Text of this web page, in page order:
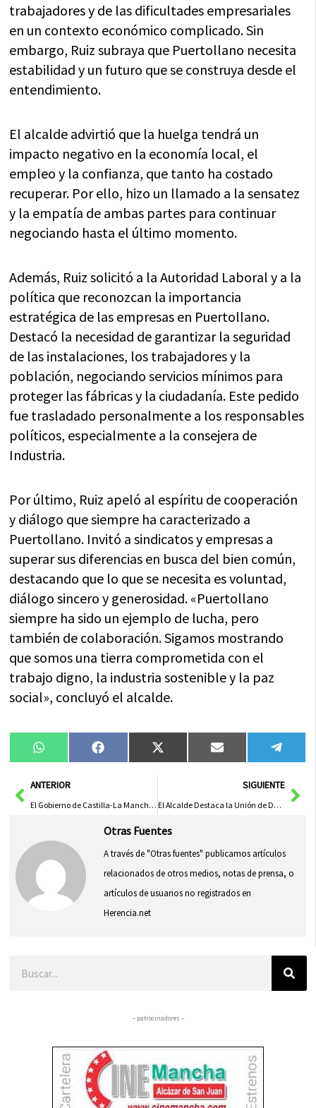
trabajadores y de las dificultades empresariales
en un contexto económico complicado. Sin
embargo, Ruiz subraya que Puertollano necesita
estabilidad y un futuro que se construya desde el
entendimiento.
El alcalde advirtió que la huelga tendrá un
impacto negativo en la economía local, el
empleo y la confianza, que tanto ha costado
recuperar. Por ello, hizo un llamado a la sensatez
y la empatía de ambas partes para continuar
negociando hasta el último momento.
Además, Ruiz solicitó a la Autoridad Laboral y a la
política que reconozcan la importancia
estratégica de las empresas en Puertollano.
Destacó la necesidad de garantizar la seguridad
de las instalaciones, los trabajadores y la
población, negociando servicios mínimos para
proteger las fábricas y la ciudadanía. Este pedido
fue trasladado personalmente a los responsables
políticos, especialmente a la consejera de
Industria.
Por último, Ruiz apeló al espíritu de cooperación
y diálogo que siempre ha caracterizado a
Puertollano. Invitó a sindicatos y empresas a
superar sus diferencias en busca del bien común,
destacando que lo que se necesita es voluntad,
diálogo sincero y generosidad. «Puertollano
siempre ha sido un ejemplo de lucha, pero
también de colaboración. Sigamos mostrando
que somos una tierra comprometida con el
trabajo digno, la industria sostenible y la paz
social», concluyó el alcalde.
Compartir
en
WhatsAppCompartir
en
FacebookCompartir
en
X
(Twitter)
Compartir
en
Email
en
AntANTERIOR
El Gobierno de Castilla-La Mancha Elogia el Papel de los Alcaldes en la Transformación Posdemocrática de los Pueblos
SIGUIENTE
El Alcalde Destaca la Unión de Deporte y Solidaridad en la II Carrera Solidaria Ruta 091 de la Policía Nacional
Otras Fuentes
A través de "Otras fuentes" publicamos artículos
relacionados de otros medios, notas de prensa, o
artículos de usuarios no registrados en
Herencia.net
– patrocinadores –